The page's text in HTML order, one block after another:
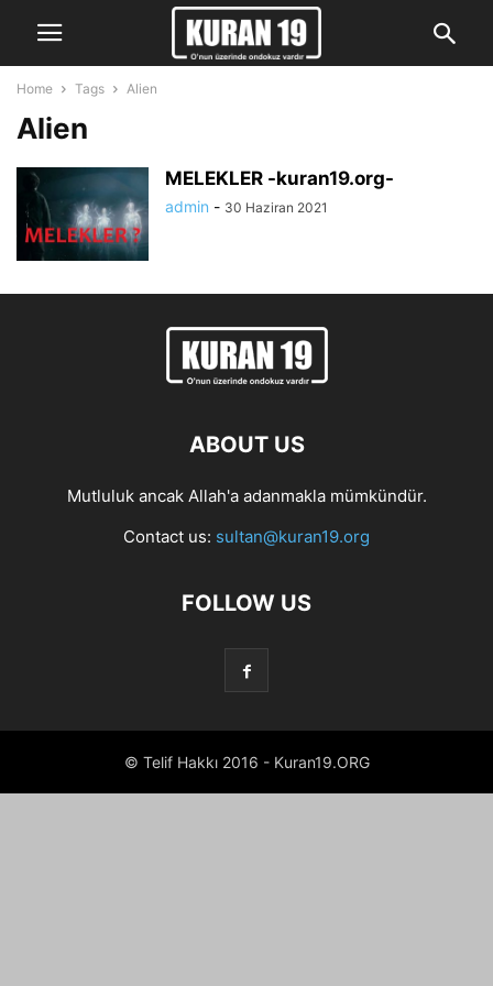
Home Tags Alien
Alien
MELEKLER -kuran19.org-
admin - 30 Haziran 2021
ABOUT US
Mutluluk ancak Allah'a adanmakla mümkündür.
Contact us: sultan@kuran19.org
FOLLOW US
© Telif Hakkı 2016 - Kuran19.ORG